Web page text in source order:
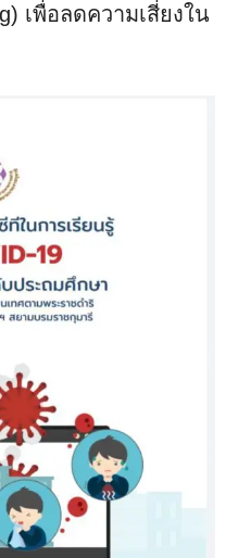
เพื่อลดความเสี่ยงใน